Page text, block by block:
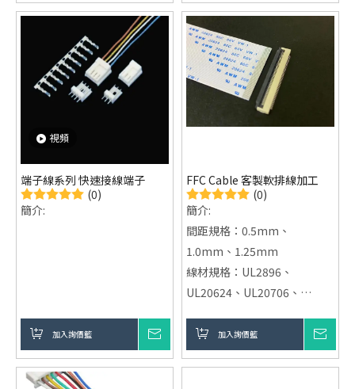
汽車工業、醫療器材等多領
境。
視頻
端子線系列 快速接線端子
(0)
簡介:
加入詢價籃
FFC Cable 客製軟排線加工
(0)
簡介:
間距規格：0.5mm、
1.0mm、1.25mm
線材規格：UL2896、
UL20624、UL20706、
適用範圍：廣泛應用於各類電
腦電子產品，符合國際UL認證
加入詢價籃